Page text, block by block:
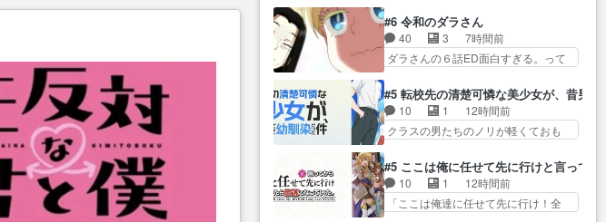
らなのか過激さが足り… お手洗
いに行って帰ってくるはずが…アル
ね… アルネコどこいくかわから
んからってGPS… 今までのヤニ
声… 江ノ島で朝日を見つめるア
ルねこ134号線… アルねこが飲み
会の途中に酔って江の島まで…
た。虫が… おはようございま
す！いやー今回はイチオシ… 相
模原から江ノ島までタクシー（笑）
アルね…
#6 令和のダラさん
40 3
7時間前
ダラさんの６話ED面白すぎる。って
特殊EDでコンテお手… ロボット
EDまで作ってまあ！ロボアニメ
ー… 相変わらず過去と現代のギ
ャップが凄い（笑… 何を見せら
最… 寺澤さんがアホっぽく架空
ヒーローソング歌… 必殺技に興
味津々だったり其れを見られず
#5 転校先の清楚可憐な美少女が、昔男
10 1
12時間前
クラスの男たちのノリが軽くておも
いを拗らせているタイプ… みな
もちゃんが透けブラしててびっくり
して… レベルのキャラが登場。
相変わらず顔や体の… 隼人が春
#5 ここは俺に任せて先に行けと言って
10 1
12時間前
「ここは俺達に任せて先に行け！全